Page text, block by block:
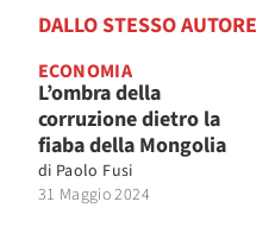
DALLO STESSO AUTORE
ECONOMIA
L’ombra della
corruzione dietro la
fiaba della Mongolia
di Paolo Fusi
31 Maggio 2024